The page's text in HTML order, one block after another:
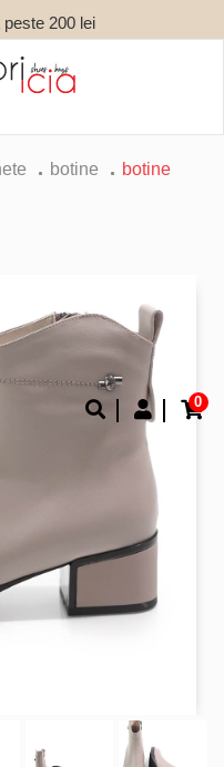
200 lei
0
botine
botine